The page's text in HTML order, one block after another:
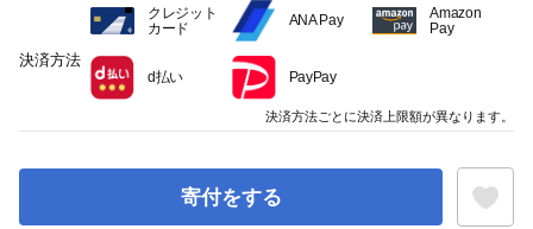
寄付をする
決済方法
クレジット
カード
ANA Pay
Amazon
Pay
d払い PayPay
決済方法ごとに決済上限額が異なります。